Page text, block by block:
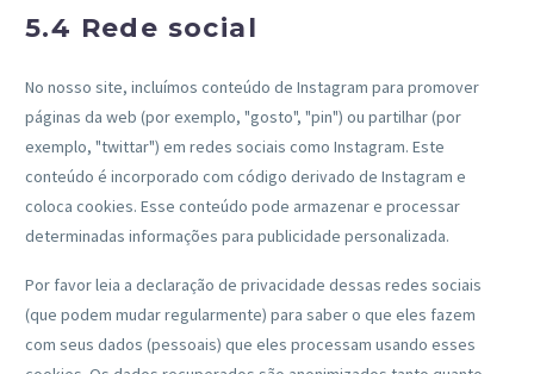
5.4 Rede social
No nosso site, incluímos conteúdo de Instagram para promover
páginas da web (por exemplo, "gosto", "pin") ou partilhar (por
exemplo, "twittar") em redes sociais como Instagram. Este
conteúdo é incorporado com código derivado de Instagram e
coloca cookies. Esse conteúdo pode armazenar e processar
determinadas informações para publicidade personalizada.
Por favor leia a declaração de privacidade dessas redes sociais
(que podem mudar regularmente) para saber o que eles fazem
com seus dados (pessoais) que eles processam usando esses